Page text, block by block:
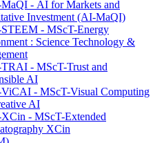
- AI for Markets and
Investment (AI-MaQI)
- MScT-Energy
: Science Technology &
- MScT-Trust and
AI
- MScT-Visual Computing
AI
- MScT-Extended
XCin